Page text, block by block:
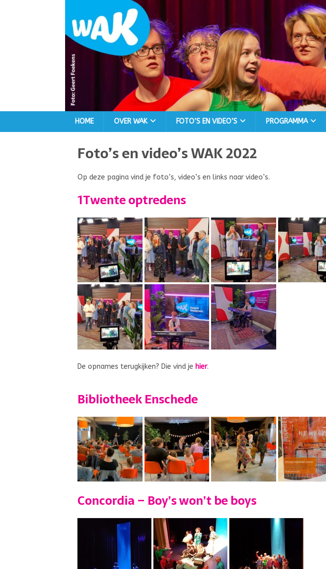
HOME OVER WAK FOTO’S EN VIDEO’S PROGRAMMA
Foto’s en video’s WAK 2022
Op deze pagina vind je foto’s, video’s en links naar video’s.
1Twente optredens
De opnames terugkijken? Die vind je hier.
Bibliotheek Enschede
Concordia – Boy’s won’t be boys